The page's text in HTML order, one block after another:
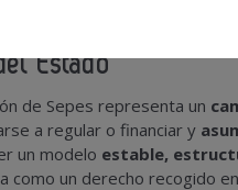
, donde ya se han adquirido
Estado
de Sepes representa un
a regular o financiar y
un modelo estable,
como un derecho recogido